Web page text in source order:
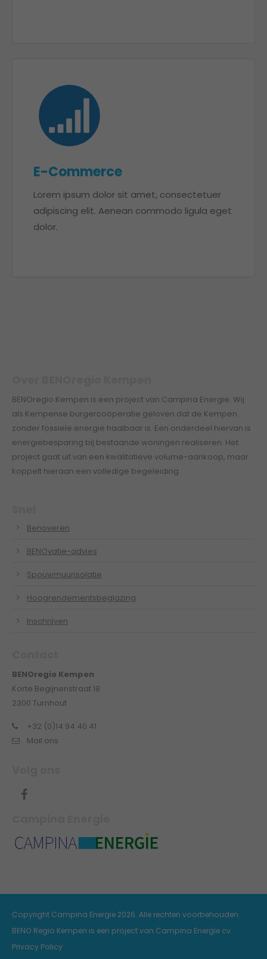
E-Commerce
Lorem ipsum dolor sit amet, consectetuer
adipiscing elit. Aenean commodo ligula eget
dolor.
BENOregio Kempen is een project van Campina Energie. Wij
als Kempense burgercoöperatie geloven dat de Kempen
zonder fossiele energie haalbaar is. Een onderdeel hiervan is
energiebesparing bij bestaande woningen realiseren. Het
project gaat uit van een kwalitatieve volume-aankoop, maar
koppelt hieraan een volledige begeleiding.
Benoveren
BENOvatie-advies
Spouwmuurisolatie
Hoogrendementsbeglazing
Inschrijven
BENOregio Kempen
Korte Begijnenstraat 18
2300 Turnhout
+32 (0)14 94 40 41
Mail ons
Copyright Campina Energie 2026. Alle rechten voorbehouden.
BENO Regio Kempen is een project van Campina Energie cv
Privacy Policy